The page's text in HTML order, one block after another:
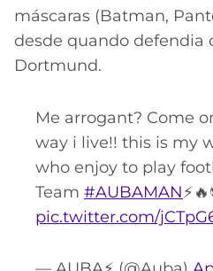
máscaras (Batman,
desde quando defendia
Dortmund.
Me arrogant? Come
way i live!! this is my
who enjoy to play
Team #AUBAMAN
pic.twitter.com/